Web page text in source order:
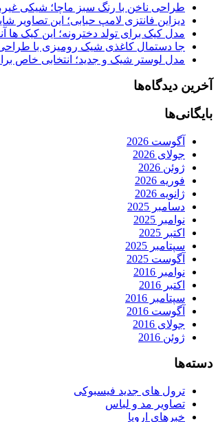
طراحی ناخن با رنگ سبز ماچا؛ شیکی
دیزاین فانتزی لامپ حبابی؛ این تصاویر
مدل کیک برای تولد دخترونه؛ این کیک ها
جا دستمال کاغذی شیک رومیزی با
مدل لوستر شیک و جدید؛ انتخابی خاص
آخرین دیدگاه‌ها
بایگانی‌ها
آگوست 2026
جولای 2026
ژوئن 2026
فوریه 2026
ژانویه 2026
دسامبر 2025
نوامبر 2025
اکتبر 2025
سپتامبر 2025
آگوست 2025
نوامبر 2016
اکتبر 2016
سپتامبر 2016
آگوست 2016
جولای 2016
ژوئن 2016
دسته‌ها
ترول های جدید فیسبوکی
تصاویر مد و لباس
خبرهای اروپا